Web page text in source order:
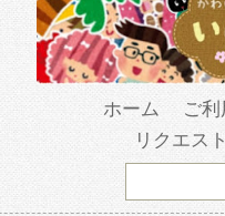
ホーム ご
リクエスト